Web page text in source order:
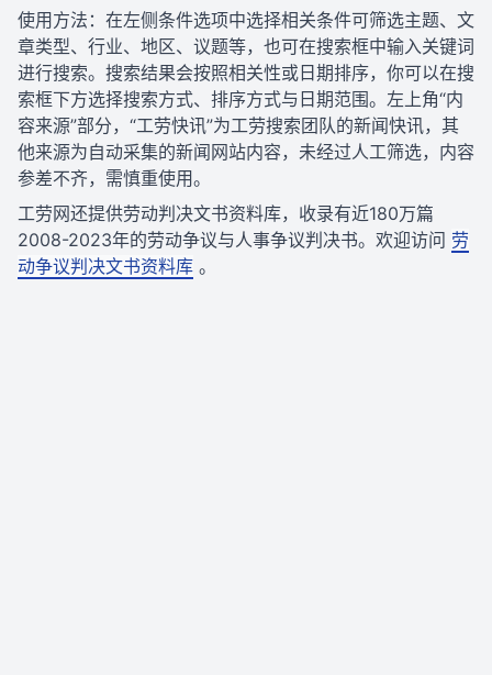
使用方法：在左侧条件选项中选择相关条件可筛选主题、文
章类型、行业、地区、议题等，也可在搜索框中输入关键词
进行搜索。搜索结果会按照相关性或日期排序，你可以在搜
索框下方选择搜索方式、排序方式与日期范围。左上角“内
容来源”部分，“工劳快讯”为工劳搜索团队的新闻快讯，其
他来源为自动采集的新闻网站内容，未经过人工筛选，内容
参差不齐，需慎重使用。
工劳网还提供劳动判决文书资料库，收录有近180万篇
2008-2023年的劳动争议与人事争议判决书。欢迎访问 劳
动争议判决文书资料库 。